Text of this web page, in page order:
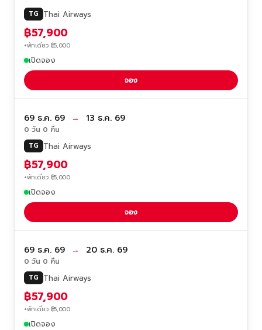
TG Thai Airways
฿57,900
+พักเดี่ยว ฿5,000
เปิดจอง
จอง
69 ธ.ค. 69 → 13 ธ.ค. 69
0 วัน 0 คืน
TG Thai Airways
฿57,900
+พักเดี่ยว ฿5,000
เปิดจอง
จอง
69 ธ.ค. 69 → 20 ธ.ค. 69
0 วัน 0 คืน
TG Thai Airways
฿57,900
+พักเดี่ยว ฿5,000
เปิดจอง